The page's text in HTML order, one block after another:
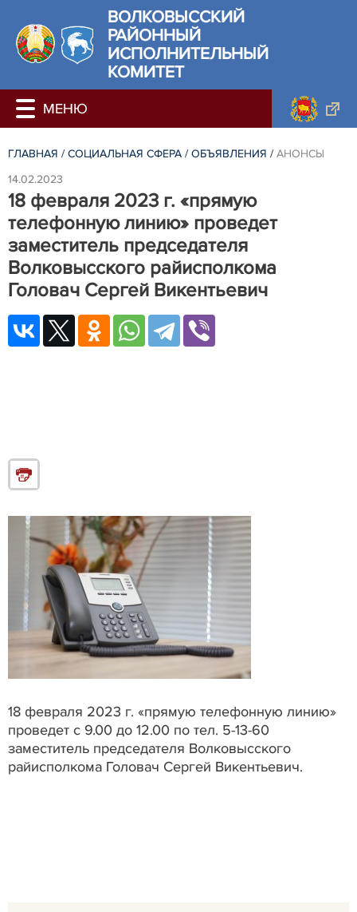
ВОЛКОВЫССКИЙ
РАЙОННЫЙ
ИСПОЛНИТЕЛЬНЫЙ
КОМИТЕТ
ГЛАВНАЯ / СОЦИАЛЬНАЯ СФЕРА / ОБЪЯВЛЕНИЯ / АНОНСЫ
14.02.2023
18 февраля 2023 г. «прямую
телефонную линию» проведет
заместитель председателя
Волковысского райисполкома
Головач Сергей Викентьевич
18 февраля 2023 г. «прямую телефонную линию»
проведет с 9.00 до 12.00 по тел. 5-13-60
заместитель председателя Волковысского
райисполкома Головач Сергей Викентьевич.